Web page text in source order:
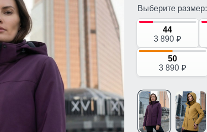
Выберите размер:
44
3 890 p
50
3 890 p